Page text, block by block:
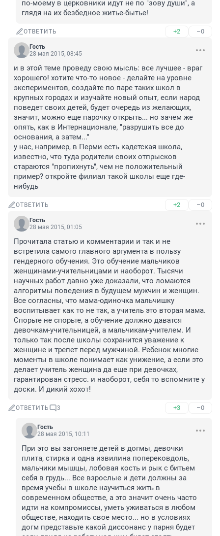
по-моему в церковники идут не по "зову души", а
глядя на их безбедное житье-бытье!
ОТВЕТИТЬ +2 –0
Гость
28 мая 2015, 08:45
и в этой теме проведу свою мысль: все лучшее - враг
хорошего! хотите что-то новое - делайте на уровне
экспериментов, создайте по паре таких школ в
крупных городах и изучайте новый опыт, если народ
поведет своих детей, будет очередь из желающих,
значит, можно еще парочку открыть... но зачем же
опять, как в Интернационале, "разрушить все до
основания, а затем..."
у нас, например, в Перми есть кадетская школа,
известно, что туда родители своих отпрысков
стараются "пропихнуть", чем не положительный
пример? откройте филиал такой школы еще где-
нибудь
ОТВЕТИТЬ +2 –0
Гость
28 мая 2015, 01:05
Прочитала статью и комментарии и так и не
встретила самого главного аргумента в пользу
гендерного обучения. Это обучение мальчиков
женщинами-учительницами и наоборот. Тысячи
научных работ давно уже доказали, что ломаются
алгоритмы поведения в будущем мужчин и женщин.
Все согласны, что мама-одиночка мальчишку
воспитывает как то не так, а учитель это вторая мама.
Спорьте не спорьте, а обучение должно даватся
девочкам-учительницей, а мальчикам-учителем. И
только так после школы сохранится уважение к
женщине и трепет перед мужчиной. Ребенок многие
моменты в школе понимает как унижение, а если это
делает учитель женщина да еще при девочках,
гарантирован стресс. и наоборот, себя то вспомните у
доски. И дикий хохот!
ОТВЕТИТЬ 3 +3 –0
Гость
28 мая 2015, 10:11
При это вы загоняете детей в догмы, девочки
плита, стирка и одна извилина поперековдоль,
мальчики мышцы, лобовая кость и рык с битьем
себя в грудь... Все взрослые и дети должны за
время учебы в школе научиться жить в
современном обществе, а это значит очень часто
идти на компромиссы, уметь уживаться в любом
обществе, находить свое место... но в условиях
догм представьте какой диссонанс у парня будет